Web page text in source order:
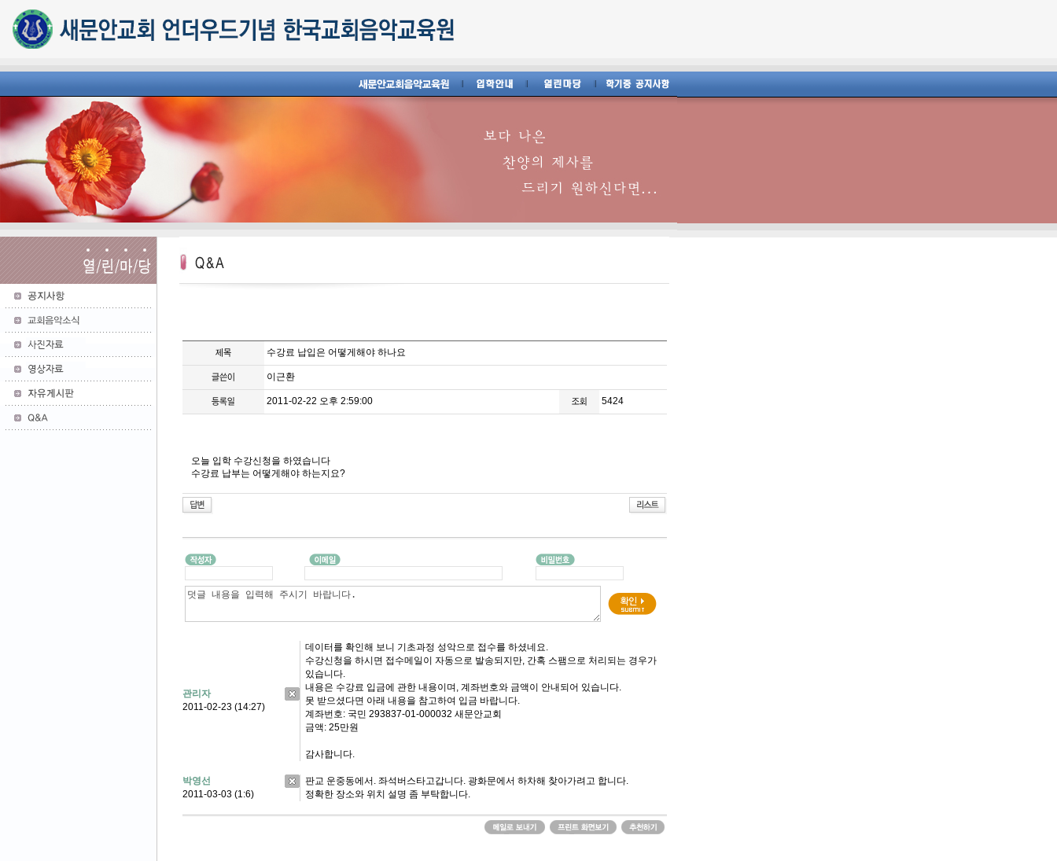
수강료 납입은 어떻게해야 하나요
이근환
2011-02-22 오후 2:59:00 5424
오늘 입학 수강신청을 하였습니다
수강료 납부는 어떻게해야 하는지요?
관리자
2011-02-23 (14:27)
데이터를 확인해 보니 기초과정 성악으로 접수를 하셨네요.
수강신청을 하시면 접수메일이 자동으로 발송되지만, 간혹 스팸으로 처리되는 경우가
있습니다.
내용은 수강료 입금에 관한 내용이며, 계좌번호와 금액이 안내되어 있습니다.
못 받으셨다면 아래 내용을 참고하여 입금 바랍니다.
계좌번호: 국민 293837-01-000032 새문안교회
금액: 25만원
감사합니다.
박영선
2011-03-03 (1:6)
판교 운중동에서. 좌석버스타고갑니다. 광화문에서 하차해 찾아가려고 합니다.
정확한 장소와 위치 설명 좀 부탁합니다.